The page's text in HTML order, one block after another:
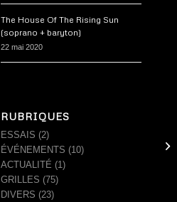
The House Of The Rising Sun
(soprano + baryton)
22 mai 2020
RUBRIQUES
ESSAIS (2)
ÉVÉNEMENTS (10)
ACTUALITÉ (1)
GRILLES (75)
DIVERS (23)